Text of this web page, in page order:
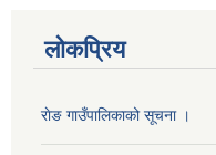
लोकप्रिय
राेङ गाउँपालिकाको सूचना ।